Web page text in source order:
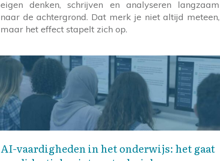
eigen denken, schrijven en analyseren langzaam
naar de achtergrond. Dat merk je niet altijd meteen,
maar het effect stapelt zich op.
AI-vaardigheden in het onderwijs: het gaat